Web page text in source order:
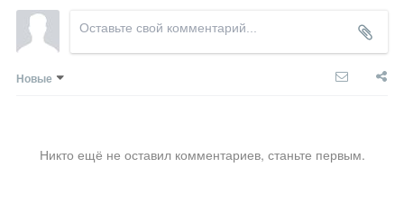
Новые
Никто ещё не оставил комментариев, станьте первым.